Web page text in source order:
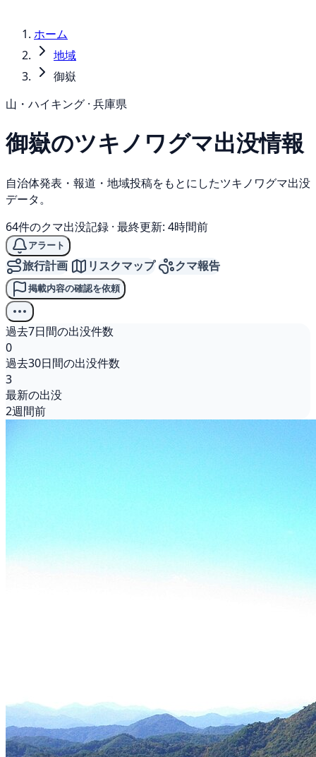
ホーム
地域
御嶽
山・ハイキング · 兵庫県
御嶽のツキノワグマ出没情報
自治体発表・報道・地域投稿をもとにしたツキノワグマ出没
データ。
64件のクマ出没記録 · 最終更新: 4時間前
アラート
旅行計画 リスクマップ クマ報告
掲載内容の確認を依頼
過去7日間の出没件数
0
過去30日間の出没件数
3
最新の出没
2週間前